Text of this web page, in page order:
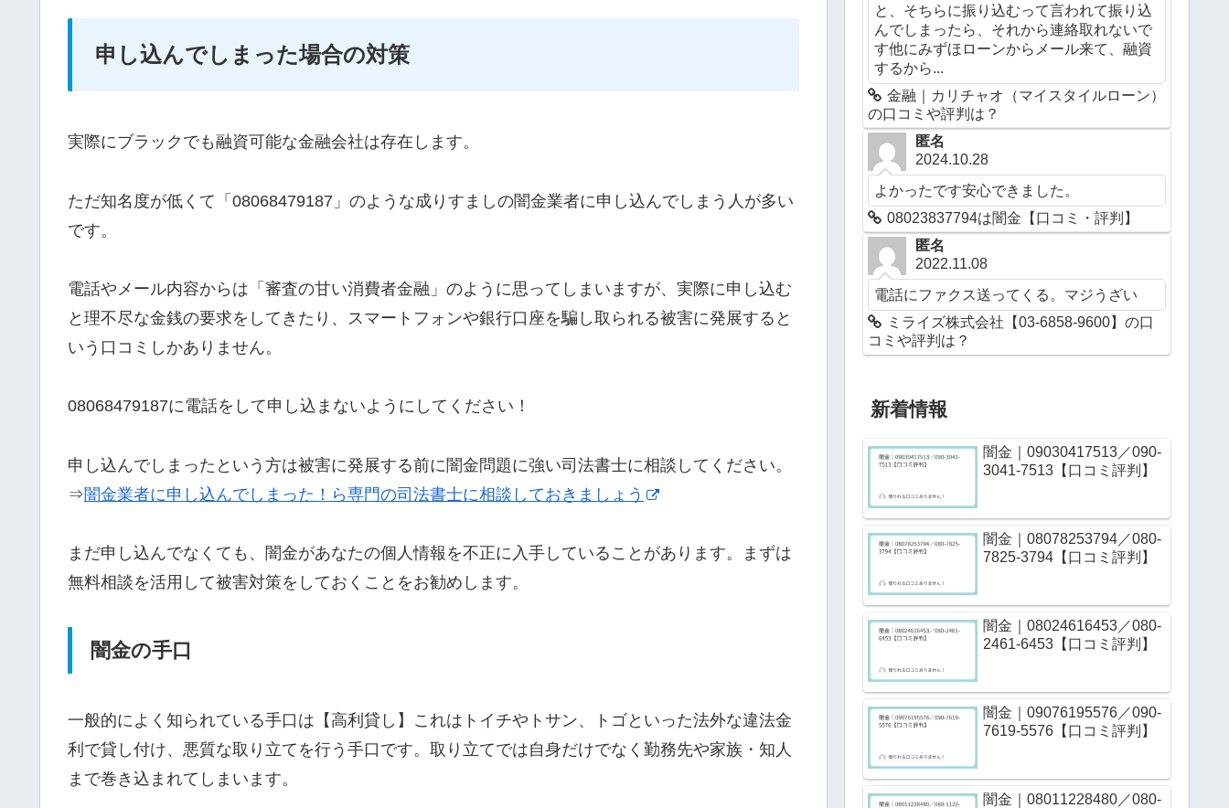
申し込んでしまった場合の対策
実際にブラックでも融資可能な金融会社は存在します。
ただ知名度が低くて「08068479187」のような成りすましの闇金業者に申し込んでしまう人が多い
です。
電話やメール内容からは「審査の甘い消費者金融」のように思ってしまいますが、実際に申し込む
と理不尽な金銭の要求をしてきたり、スマートフォンや銀行口座を騙し取られる被害に発展すると
いう口コミしかありません。
08068479187に電話をして申し込まないようにしてください！
申し込んでしまったという方は被害に発展する前に闇金問題に強い司法書士に相談してください。
⇒闇金業者に申し込んでしまった！ら専門の司法書士に相談しておきましょう
まだ申し込んでなくても、闇金があなたの個人情報を不正に入手していることがあります。まずは
無料相談を活用して被害対策をしておくことをお勧めします。
闇金の手口
一般的によく知られている手口は【高利貸し】これはトイチやトサン、トゴといった法外な違法金
利で貸し付け、悪質な取り立てを行う手口です。取り立てでは自身だけでなく勤務先や家族・知人
まで巻き込まれてしまいます。
と、そちらに振り込むって言われて振り込
んでしまったら、それから連絡取れないで
す他にみずほローンからメール来て、融資
するから...
金融｜カリチャオ（マイスタイルローン）
の口コミや評判は？
匿名
2024.10.28
よかったです安心できました。
08023837794は闇金【口コミ・評判】
匿名
2022.11.08
電話にファクス送ってくる。マジうざい
ミライズ株式会社【03-6858-9600】の口
コミや評判は？
新着情報
闇金｜09030417513／090-
3041-7513【口コミ評判】
闇金｜08078253794／080-
7825-3794【口コミ評判】
闇金｜08024616453／080-
2461-6453【口コミ評判】
闇金｜09076195576／090-
7619-5576【口コミ評判】
闇金｜08011228480／080-